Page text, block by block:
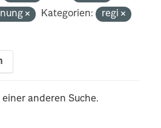
Kategorien:
regi
anderen Suche.